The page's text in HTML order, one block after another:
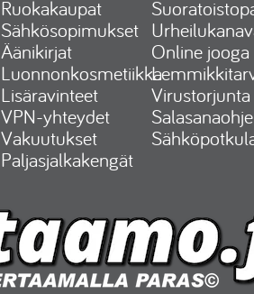
Ruokakaupat
Sähkösopimukset
Äänikirjat
Online jooga
Luonnonkosmetiikka
Lisäravinteet
Virustorjunta
VPN-yhteydet
Vakuutukset
Paljasjalkakengät